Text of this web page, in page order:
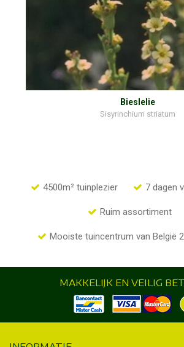
Bieslelie
Sisyrinchium striatum
4500m² tuinplezier 7 dagen
Ruim assortiment
Mooiste tuincentrum van België
MAKKELIJK EN VEILIG